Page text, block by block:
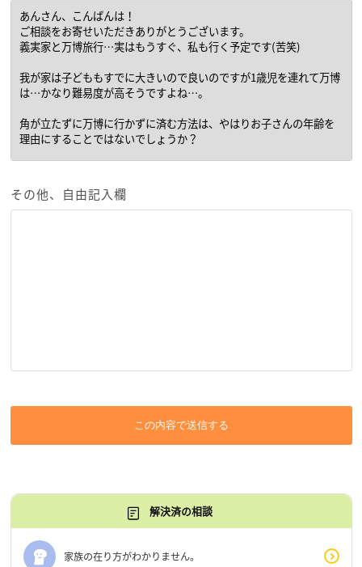
その他、自由記入欄
この内容で送信する
解決済の相談
家族の在り方がわかりません。